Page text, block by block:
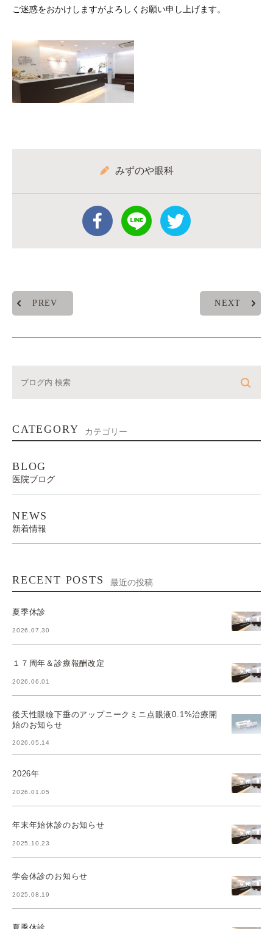
ご迷惑をおかけしますがよろしくお願い申し上げます。
みずのや眼科
PREV NEXT
CATEGORY カテゴリー
BLOG
医院ブログ
NEWS
新着情報
RECENT POSTS 最近の投稿
夏季休診
2026.07.30
１７周年＆診療報酬改定
2026.06.01
後天性眼瞼下垂のアップニークミニ点眼液0.1%治療開
始のお知らせ
2026.05.14
2026年
2026.01.05
年末年始休診のお知らせ
2025.10.23
学会休診のお知らせ
2025.08.19